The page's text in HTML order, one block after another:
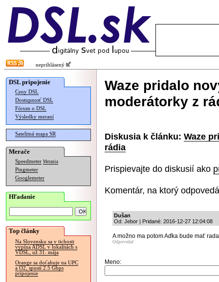
neprihlásený
DSL pripojenie
Ceny DSL
Dostupnosť DSL
Fórum o DSL
Výsledky meraní
Satelitná mapa SR
Merače
Speedmeter Merania
Pingmeter
Googlemeter
Hľadanie
Top články
Na Slovensku sa v tichosti
vypína ADSL v lokalitách s
VDSL, už 31. mája
Orange sa doťahuje na UPC
a O2, spustí 2.5 Gbps
pripojenie
Waze pridalo
moderátorky z
Diskusia k článku: Waze
rádia
Prispievajte do diskusií ako
Komentár, na ktorý
Dušan
Od: Jebor | Pridané: 2016-12-27 12:04:08
A možno ma potom Aďka bude mať
Odpovedať
Meno: